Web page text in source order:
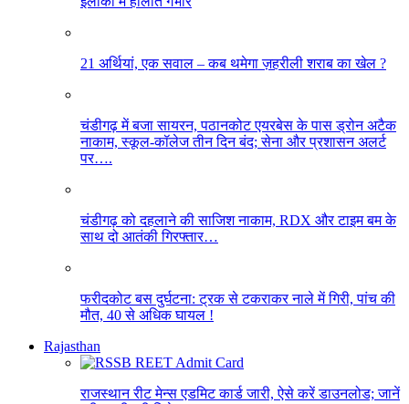
21 अर्थियां, एक सवाल – कब थमेगा ज़हरीली शराब का खेल ?
चंडीगढ़ में बजा सायरन, पठानकोट एयरबेस के पास ड्रोन अटैक
नाकाम, स्कूल-कॉलेज तीन दिन बंद; सेना और प्रशासन अलर्ट
पर….
चंडीगढ़ को दहलाने की साजिश नाकाम, RDX और टाइम बम के
साथ दो आतंकी गिरफ्तार…
फरीदकोट बस दुर्घटना: ट्रक से टकराकर नाले में गिरी, पांच की
मौत, 40 से अधिक घायल !
Rajasthan
राजस्थान रीट मेन्स एडमिट कार्ड जारी, ऐसे करें डाउनलोड; जानें